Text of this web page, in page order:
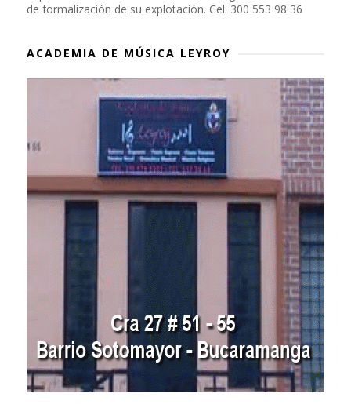
de formalización de su explotación. Cel: 300 553 98 36
ACADEMIA DE MÚSICA LEYROY